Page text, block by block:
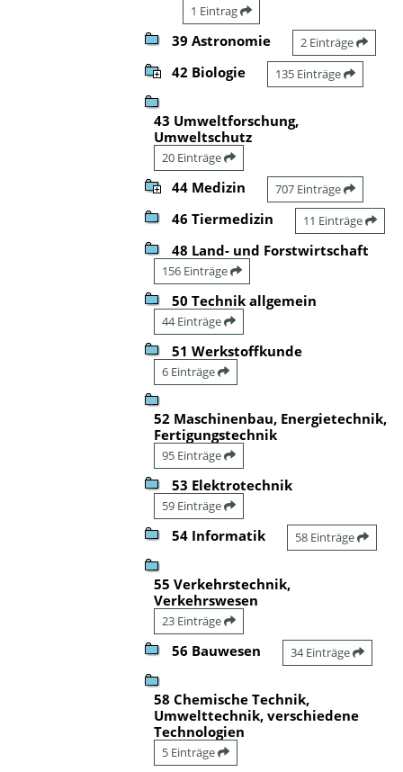
1 Eintrag
39 Astronomie 2 Einträge
42 Biologie 135 Einträge
43 Umweltforschung,
Umweltschutz
20 Einträge
44 Medizin 707 Einträge
46 Tiermedizin 11 Einträge
48 Land- und Forstwirtschaft
156 Einträge
50 Technik allgemein
44 Einträge
51 Werkstoffkunde
6 Einträge
52 Maschinenbau, Energietechnik,
Fertigungstechnik
95 Einträge
53 Elektrotechnik
59 Einträge
54 Informatik 58 Einträge
55 Verkehrstechnik,
Verkehrswesen
23 Einträge
56 Bauwesen 34 Einträge
58 Chemische Technik,
Umwelttechnik, verschiedene
Technologien
5 Einträge